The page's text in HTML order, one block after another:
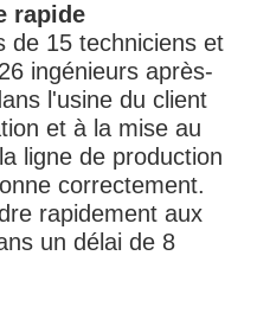
rapide
de 15 techniciens et
ingénieurs après-
l'usine du client
et à la mise au
ligne de production
correctement.
rapidement aux
un délai de 8